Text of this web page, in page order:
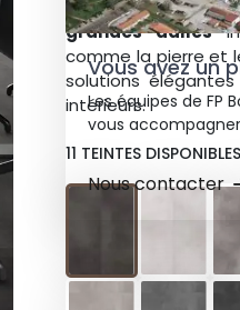
grandes dalles
comme la pierre et
solutions
intérieurs.
11 TEINTES
Vous avez un
Les équipes de FP
vous
Nous contacter